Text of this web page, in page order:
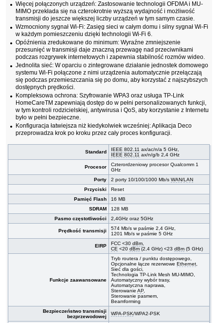
Więcej połączonych urządzeń: Zastosowanie technologii OFDMA i MU-
MIMO przekłada się na czterokrotnie wyższą wydajność i możliwość
transmisji do jeszcze większej liczby urządzeń w tym samym czasie.
Wzmocniony sygnał Wi-Fi: Zasięg sieci w całym domu i silny sygnał Wi-Fi
w każdym pomieszczeniu dzięki technologii Wi-Fi 6.
Opóźnienia zredukowane do minimum: Wyraźne zmniejszenie
przesunięć w transmisji daje znaczną przewagę nad przeciwnikami
podczas rozgrywek internetowych i zapewnia stabilność rozmów wideo.
Jednolita sieć: W oparciu o zintegrowane działanie jednostek domowego
systemu Wi-Fi połączone z nimi urządzenia automatycznie przełączają
się podczas przemieszczania się po domu, aby korzystać z najszybszych
dostępnych prędkości.
Kompleksowa ochrona: Szyfrowanie WPA3 oraz usługa TP-Link
HomeCareTM zapewniają dostęp do w pełni personalizowanych funkcji,
w tym kontroli rodzicielskiej, antywirusa i QoS, aby korzystanie z Internetu
było w pełni bezpieczne.
Konfiguracja łatwiejsza niż kiedykolwiek wcześniej: Aplikacja Deco
przeprowadza krok po kroku przez cały proces konfiguracji.
Standard IEEE 802.11 ax/ac/n/a 5 GHz,
IEEE 802.11 ax/n/g/b 2,4 GHz
Procesor
Czterordzeniowy procesor Qualcomm 1
GHz
Porty
2 porty 10/100/1000 Mb/sWAN/LAN
Przyciski
Reset
Pamięć Flash
16 MB
SDRAM
128 MB
Pasmo częstotliwości
2,4GHz oraz 5GHz
Prędkość transmisji
574 Mb/s w paśmie 2,4 GHz,
1201 Mb/s w paśmie 5 GHz
EIRP FCC <30dBm,
CE <20dBm (2,4 GHz) <23dBm (5 GHz)
Funkcje zaawansowane
Tryb routera / punktu dostępowego,
Opcjonalne łącze rezerwoweEthernet,
Sieć dla gości,
Technologia TP-Link Mesh MU-MIMO,
Automatyczny wybór trasy,
Automatyczna naprawa,
SterowanieAP,
Sterowanie pasmem,
Beamforming
Bezpieczeństwo transmisji
bezprzewodowej
WPA-PSK/WPA2-PSK